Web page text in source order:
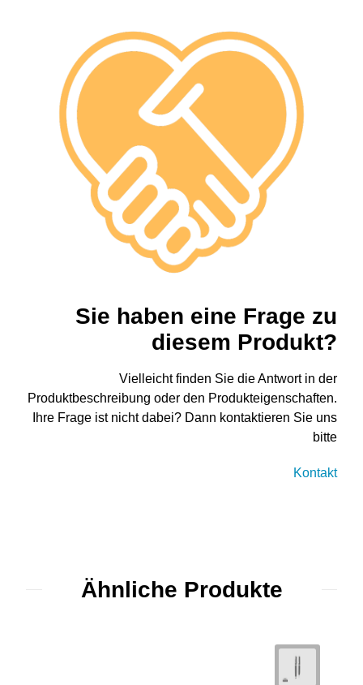
Sie haben eine Frage zu
diesem Produkt?
Vielleicht finden Sie die Antwort in der
Produktbeschreibung oder den Produkteigenschaften.
Ihre Frage ist nicht dabei? Dann kontaktieren Sie uns
bitte
Kontakt
Ähnliche Produkte